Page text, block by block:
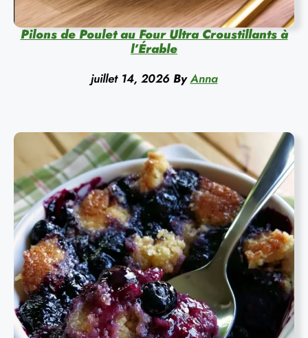
Pilons de Poulet au Four Ultra Croustillants à
l’Érable
juillet 14, 2026 By Anna